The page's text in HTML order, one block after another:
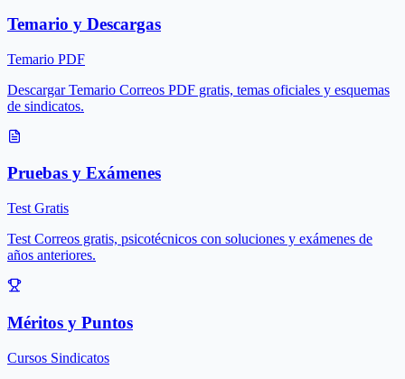
Temario y Descargas
Temario PDF
Descargar Temario Correos PDF gratis, temas oficiales y esquemas
de sindicatos.
Pruebas y Exámenes
Test Gratis
Test Correos gratis, psicotécnicos con soluciones y exámenes de
años anteriores.
Méritos y Puntos
Cursos Sindicatos